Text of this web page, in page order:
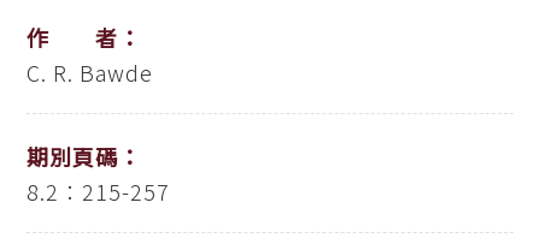
作 者：
C. R. Bawde
期別頁碼：
8.2：215-257